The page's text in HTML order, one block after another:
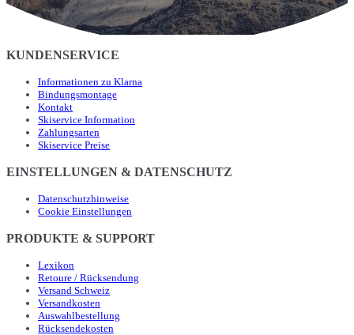
KUNDENSERVICE
Informationen zu Klarna
Bindungsmontage
Kontakt
Skiservice Information
Zahlungsarten
Skiservice Preise
EINSTELLUNGEN & DATENSCHUTZ
Datenschutzhinweise
Cookie Einstellungen
PRODUKTE & SUPPORT
Lexikon
Retoure / Rücksendung
Versand Schweiz
Versandkosten
Auswahlbestellung
Rücksendekosten